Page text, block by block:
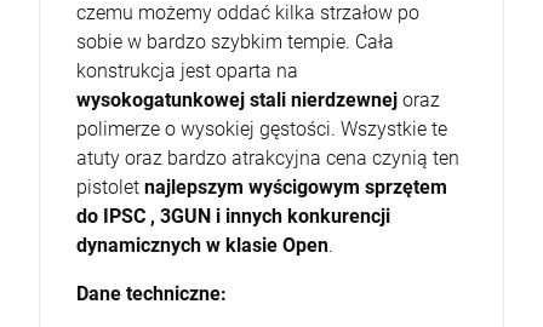
czemu możemy oddać kilka strzałow po
sobie w bardzo szybkim tempie. Cała
konstrukcja jest oparta na
wysokogatunkowej stali nierdzewnej oraz
polimerze o wysokiej gęstości. Wszystkie te
atuty oraz bardzo atrakcyjna cena czynią ten
pistolet najlepszym wyścigowym sprzętem
do IPSC , 3GUN i innych konkurencji
dynamicznych w klasie Open.
Dane techniczne: